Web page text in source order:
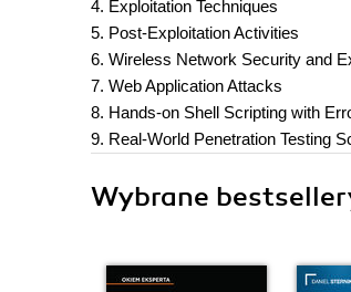
4. Exploitation Techniques
5. Post-Exploitation Activities
6. Wireless Network Security and
7. Web Application Attacks
8. Hands-on Shell Scripting with
9. Real-World Penetration Testing
Wybrane